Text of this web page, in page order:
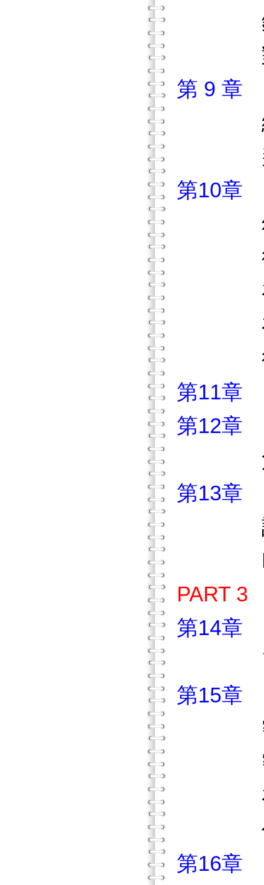
鑽進
對讀
第 9 章
緩慢
判斷
第10章
幼年
從小
在年
在較
得
第11章
第12章
父母
第13章
診
PART 3
第14章
引導
第15章
密碼
密碼
在幼
你的
第16章